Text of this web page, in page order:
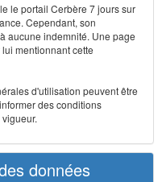
le portail Cerbère 7 jours sur
Cependant, son
aucune indemnité. Une page
mentionnant cette
d'utilisation peuvent être
des conditions
données